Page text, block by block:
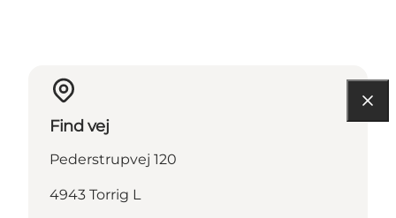
Find vej
Pederstrupvej 120
4943 Torrig L